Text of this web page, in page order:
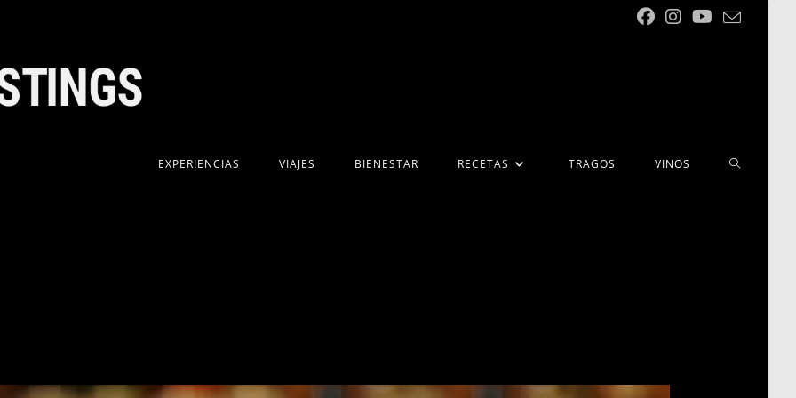
EXPERIENCIAS VIAJES BIENESTAR RECETAS TRAGOS VINOS